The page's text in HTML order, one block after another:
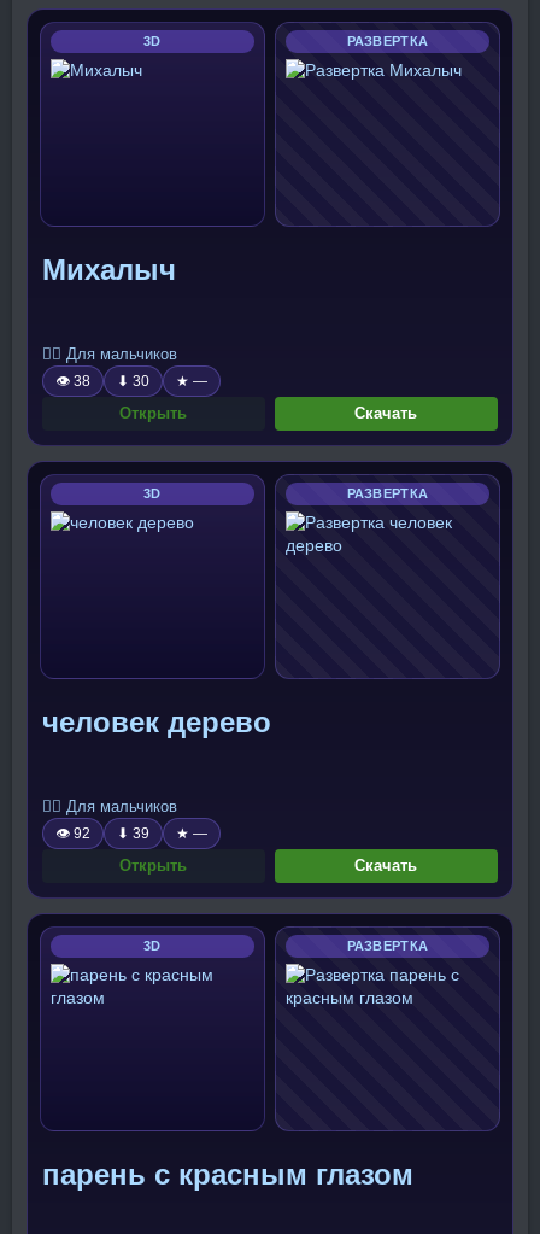
3D РАЗВЕРТКА
Михалыч
🧍‍♂️ Для мальчиков
👁 38 ⬇ 30 ★ —
Открыть Скачать
3D РАЗВЕРТКА
человек дерево
🧍‍♂️ Для мальчиков
👁 92 ⬇ 39 ★ —
Открыть Скачать
3D РАЗВЕРТКА
парень с красным глазом